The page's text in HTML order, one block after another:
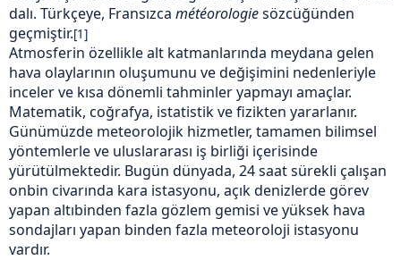
dalı. Türkçeye, Fransızca météorologiesözcüğünden
geçmiştir.[1]
Atmosferin özellikle alt katmanlarında meydana gelen
hava olaylarının oluşumunu ve değişimini nedenleriyle
inceler ve kısa dönemli tahminler yapmayı amaçlar.
Matematik, coğrafya, istatistikvefizikten yararlanır.
Günümüzde meteorolojik hizmetler, tamamen bilimsel
yöntemlerle ve uluslararası iş birliği içerisinde
yürütülmektedir. Bugün dünyada, 24 saat sürekli çalışan
onbin civarında kara istasyonu, açık denizlerde görev
yapan altıbinden fazla gözlem gemisi ve yüksek hava
sondajları yapan binden fazla meteoroloji istasyonu
vardır.